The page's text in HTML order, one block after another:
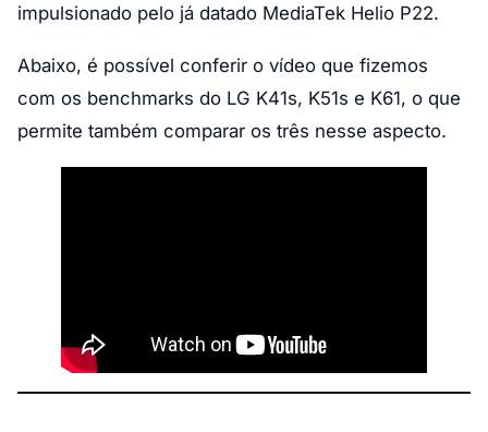
impulsionado pelo já datado MediaTek Helio P22.
Abaixo, é possível conferir o vídeo que fizemos
com os benchmarks do LG K41s, K51s e K61, o que
permite também comparar os três nesse aspecto.